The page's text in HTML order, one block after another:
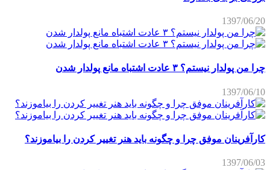
1397/06/20
چرا من پولدار نیستم؟ ۳ عادت اشتباه مانع پولدار شدن
1397/06/10
کارآفرینان موفق چرا و چگونه باید هنر تغییر کردن را بیاموزند؟
1397/06/03